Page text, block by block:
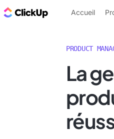
ClickUp Blog
Accueil
PRODUCT
La